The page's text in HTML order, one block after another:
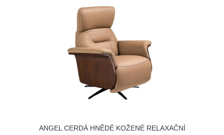
ANGEL CERDÁ HNĚDÉ KOŽENÉ RELAXAČNÍ